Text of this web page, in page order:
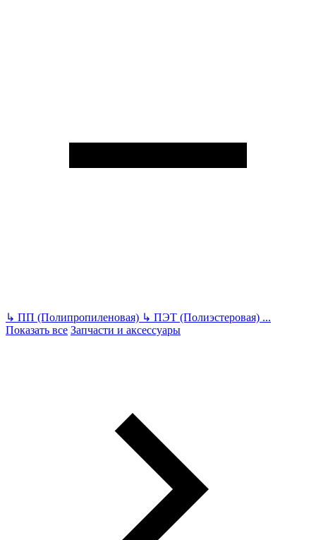
↳ ПП (Полипропиленовая) ↳ ПЭТ (Полиэстеровая) ...
Показать все Запчасти и аксессуары